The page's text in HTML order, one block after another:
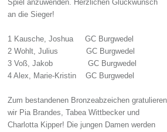
Spiel anzuwenden. Herzlichen Glückwunsch
an die Sieger!
1 Kausche, Joshua GC Burgwedel
2 Wohlt, Julius GC Burgwedel
3 Voß, Jakob GC Burgwedel
4 Alex, Marie-Kristin GC Burgwedel
Zum bestandenen Bronzeabzeichen gratulieren
wir Pia Brandes, Tabea Wittbecker und
Charlotta Kipper! Die jungen Damen werden